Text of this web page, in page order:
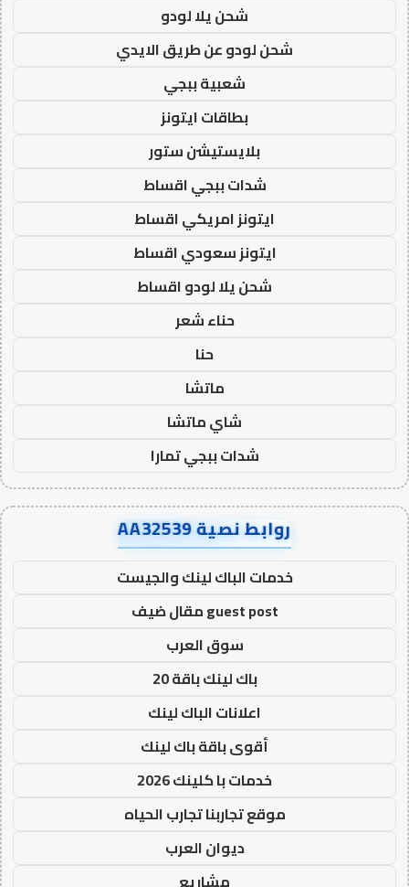
شحن يلا لودو
شحن لودو عن طريق الايدي
شعبية ببجي
بطاقات ايتونز
بلايستيشن ستور
شدات ببجي اقساط
ايتونز امريكي اقساط
ايتونز سعودي اقساط
شحن يلا لودو اقساط
حناء شعر
حنا
ماتشا
شاي ماتشا
شدات ببجي تمارا
روابط نصية AA32539
خدمات الباك لينك والجيست
guest post مقال ضيف
سوق العرب
باك لينك باقة 20
اعلانات الباك لينك
أقوى باقة باك لينك
خدمات با كلينك 2026
موقع تجاربنا تجارب الحياه
ديوان العرب